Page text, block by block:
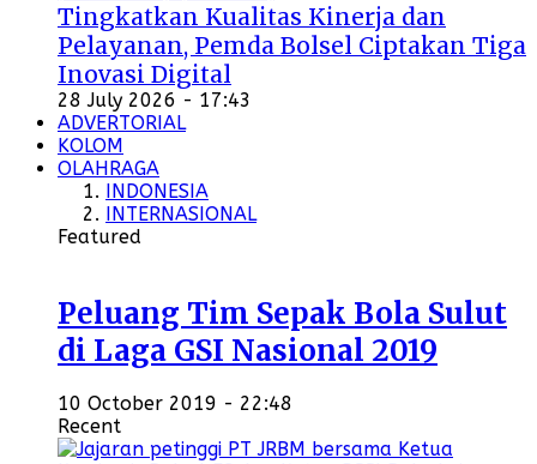
Tingkatkan Kualitas Kinerja dan
Pelayanan, Pemda Bolsel Ciptakan Tiga
Inovasi Digital
28 July 2026 - 17:43
ADVERTORIAL
KOLOM
OLAHRAGA
INDONESIA
INTERNASIONAL
Featured
Peluang Tim Sepak Bola Sulut
di Laga GSI Nasional 2019
10 October 2019 - 22:48
Recent